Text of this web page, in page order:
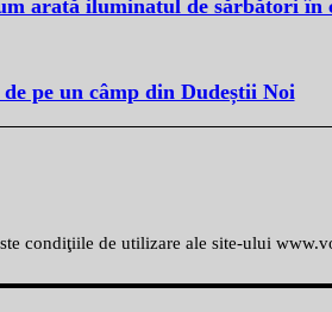
arată iluminatul de sărbători în
pe un câmp din Dudeștii Noi
condiţiile de utilizare ale site-ului